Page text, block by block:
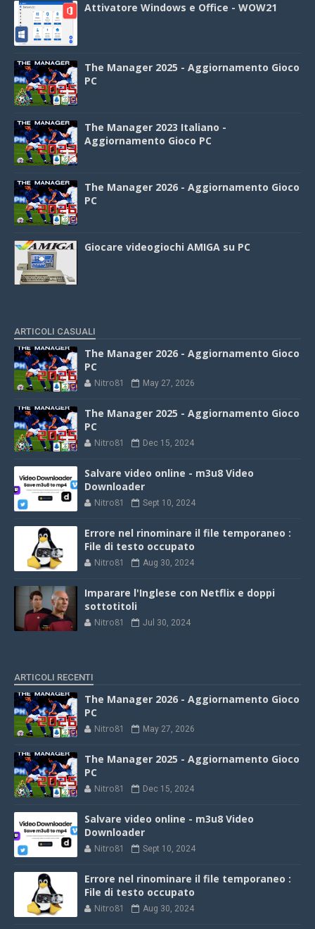
Attivatore Windows e Office - WOW21
The Manager 2025 - Aggiornamento Gioco
PC
The Manager 2023 Italiano -
Aggiornamento Gioco PC
The Manager 2026 - Aggiornamento Gioco
PC
Giocare videogiochi AMIGA su PC
ARTICOLI CASUALI
The Manager 2026 - Aggiornamento Gioco
PC
Nitro81 May 27, 2026
The Manager 2025 - Aggiornamento Gioco
PC
Nitro81 Dec 15, 2024
Salvare video online - m3u8 Video
Downloader
Nitro81 Sept 10, 2024
Errore nel rinominare il file temporaneo :
File di testo occupato
Nitro81 Aug 30, 2024
Imparare l'Inglese con Netflix e doppi
sottotitoli
Nitro81 Jul 30, 2024
ARTICOLI RECENTI
The Manager 2026 - Aggiornamento Gioco
PC
Nitro81 May 27, 2026
The Manager 2025 - Aggiornamento Gioco
PC
Nitro81 Dec 15, 2024
Salvare video online - m3u8 Video
Downloader
Nitro81 Sept 10, 2024
Errore nel rinominare il file temporaneo :
File di testo occupato
Nitro81 Aug 30, 2024